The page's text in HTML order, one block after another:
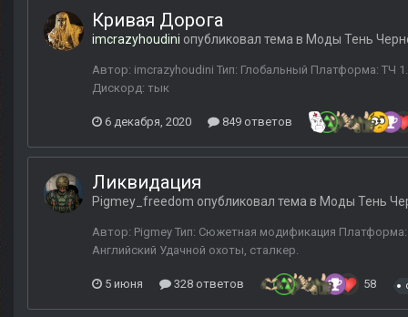
Кривая Дорога
imcrazyhoudini опубликовал тема в Моды Тень
Автор: imcrazyhoudini Тип: Глобальный Платформа: ТЧ
Дискорд: тык
6 декабря, 2020 849 ответов
Ликвидация
Pigmey_freedom опубликовал тема в Моды Тень
Автор: Pigmey Тип: Сюжетная модификация
Английский Удачной охоты, сталкер.
5 июня 328 ответов 58